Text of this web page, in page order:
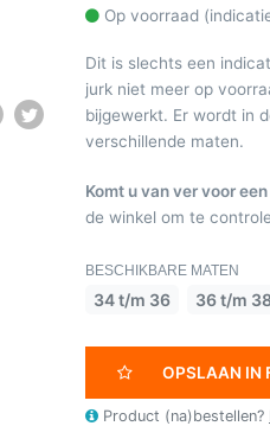
Op voorraad
Dit is slechts een
jurk niet meer op
bijgewerkt. Er wordt in
verschillende maten.
Komt u van ver voor
de winkel om te
BESCHIKBARE MATEN
34 t/m 36 36 t/m
OPSLAAN IN
Product (na)bestellen?